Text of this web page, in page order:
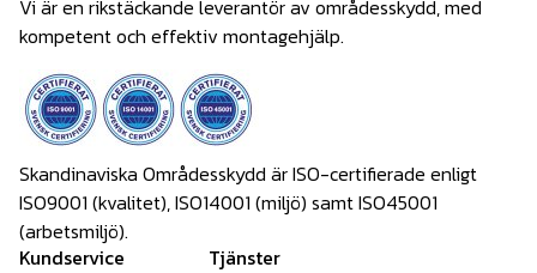
Vi är en rikstäckande leverantör av områdesskydd, med
kompetent och effektiv montagehjälp.
Skandinaviska Områdesskydd är ISO-certifierade enligt
ISO9001 (kvalitet), ISO14001 (miljö) samt ISO45001
(arbetsmiljö).
Kundservice
Tjänster